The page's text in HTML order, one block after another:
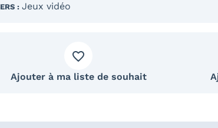
: Jeux vidéo
Ajouter à ma liste de souhait